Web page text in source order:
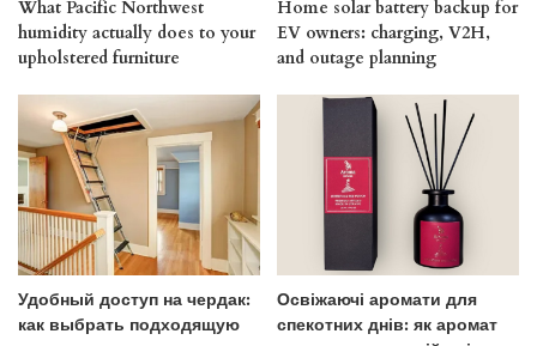
What Pacific Northwest
humidity actually does to your
upholstered furniture
Home solar battery backup for
EV owners: charging, V2H,
and outage planning
Удобный доступ на чердак:
как выбрать подходящую
Освіжаючі аромати для
спекотних днів: як аромат